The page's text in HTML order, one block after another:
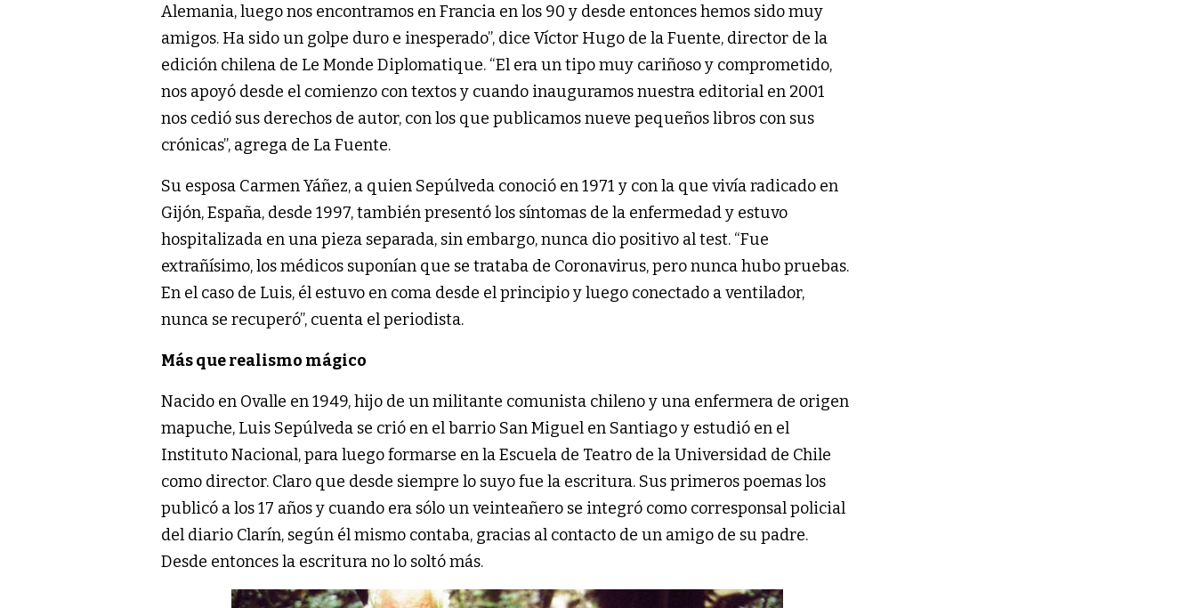
Alemania, luego nos encontramos en Francia en los 90 y desde entonces hemos sido muy
amigos. Ha sido un golpe duro e inesperado”, dice Víctor Hugo de la Fuente, director de la
edición chilena de Le Monde Diplomatique. “El era un tipo muy cariñoso y comprometido,
nos apoyó desde el comienzo con textos y cuando inauguramos nuestra editorial en 2001
nos cedió sus derechos de autor, con los que publicamos nueve pequeños libros con sus
crónicas”, agrega de La Fuente.
Su esposa Carmen Yáñez, a quien Sepúlveda conoció en 1971 y con la que vivía radicado en
Gijón, España, desde 1997, también presentó los síntomas de la enfermedad y estuvo
hospitalizada en una pieza separada, sin embargo, nunca dio positivo al test. “Fue
extrañísimo, los médicos suponían que se trataba de Coronavirus, pero nunca hubo pruebas.
En el caso de Luis, él estuvo en coma desde el principio y luego conectado a ventilador,
nunca se recuperó”, cuenta el periodista.
Más que realismo mágico
Nacido en Ovalle en 1949, hijo de un militante comunista chileno y una enfermera de origen
mapuche, Luis Sepúlveda se crió en el barrio San Miguel en Santiago y estudió en el
Instituto Nacional, para luego formarse en la Escuela de Teatro de la Universidad de Chile
como director. Claro que desde siempre lo suyo fue la escritura. Sus primeros poemas los
publicó a los 17 años y cuando era sólo un veinteañero se integró como corresponsal policial
del diario Clarín, según él mismo contaba, gracias al contacto de un amigo de su padre.
Desde entonces la escritura no lo soltó más.